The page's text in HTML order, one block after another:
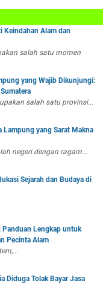
Keindahan Alam dan
salah satu momen
yang Wajib Dikunjungi:
salah satu provinsi...
Lampung yang Sarat Makna
negeri dengan ragam...
Sejarah dan Budaya di
Panduan Lengkap untuk
Pecinta Alam
Diduga Tolak Bayar Jasa